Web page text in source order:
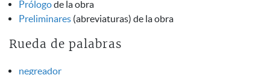
Prólogode la obra
Preliminares (abreviaturas) de la obra
Rueda de palabras
negreador